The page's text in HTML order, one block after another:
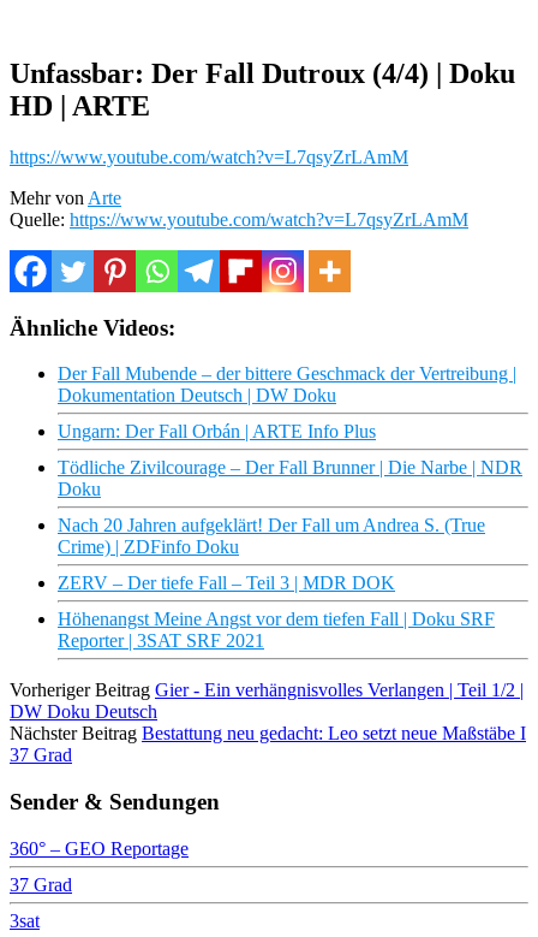
Unfassbar: Der Fall Dutroux (4/4) | Doku
HD | ARTE
https://www.youtube.com/watch?v=L7qsyZrLAmM
Mehr von Arte
Quelle: https://www.youtube.com/watch?v=L7qsyZrLAmM
Ähnliche Videos:
Der Fall Mubende – der bittere Geschmack der Vertreibung |
Dokumentation Deutsch | DW Doku
Ungarn: Der Fall Orbán | ARTE Info Plus
Tödliche Zivilcourage – Der Fall Brunner | Die Narbe | NDR
Doku
Nach 20 Jahren aufgeklärt! Der Fall um Andrea S. (True
Crime) | ZDFinfo Doku
ZERV – Der tiefe Fall – Teil 3 | MDR DOK
Höhenangst Meine Angst vor dem tiefen Fall | Doku SRF
Reporter | 3SAT SRF 2021
Vorheriger Beitrag Gier - Ein verhängnisvolles Verlangen | Teil 1/2 |
DW Doku Deutsch
Nächster Beitrag Bestattung neu gedacht: Leo setzt neue Maßstäbe I
37 Grad
Sender & Sendungen
360° – GEO Reportage
37 Grad
3sat